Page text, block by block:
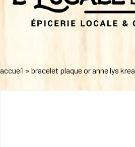
accueil » bracelet plaque or anne lys krea